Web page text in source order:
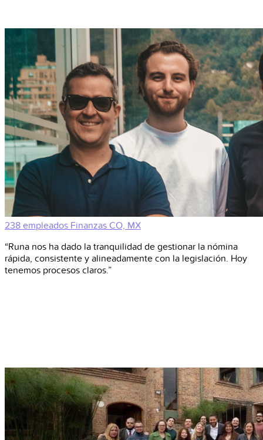
238 empleados Finanzas CO, MX
“Runa nos ha dado la tranquilidad de gestionar la nómina
rápida, consistente y alineadamente con la legislación. Hoy
tenemos procesos claros.”